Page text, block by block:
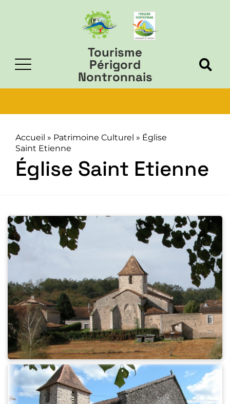
Tourisme
Périgord
Nontronnais
Accueil » Patrimoine Culturel » Église
Saint Etienne
Église Saint Etienne